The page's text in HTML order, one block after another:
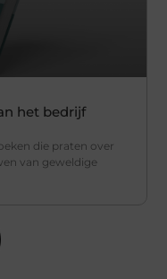
het bedrijf
die praten over
van geweldige